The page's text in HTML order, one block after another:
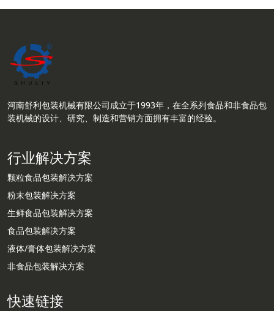
河南舒利包装机械有限公司成立于1993年，在全系列食品和非食品包
装机械的设计、研究、制造和营销方面拥有丰富的经验。
行业解决方案
颗粒食品包装解决方案
粉末包装解决方案
生鲜食品包装解决方案
食品包装解决方案
液体/膏体包装解决方案
非食品包装解决方案
快速链接